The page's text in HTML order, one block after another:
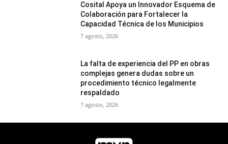
Cosital Apoya un Innovador Esquema de
Colaboración para Fortalecer la
Capacidad Técnica de los Municipios
7 agosto, 2026
La falta de experiencia del PP en obras
complejas genera dudas sobre un
procedimiento técnico legalmente
respaldado
7 agosto, 2026